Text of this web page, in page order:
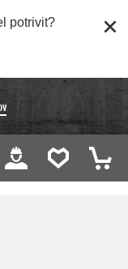
potrivit?